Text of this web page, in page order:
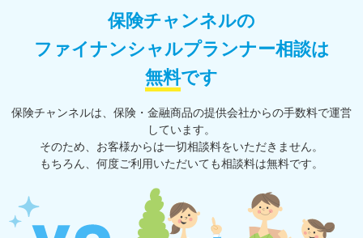
保険チャンネルの
ファイナンシャルプランナー相談は
無料です
保険チャンネルは、保険・⾦融商品の提供会社からの⼿数料で運営
しています。
そのため、お客様からは一切相談料をいただきません。
もちろん、何度ご利⽤いただいても相談料は無料です。